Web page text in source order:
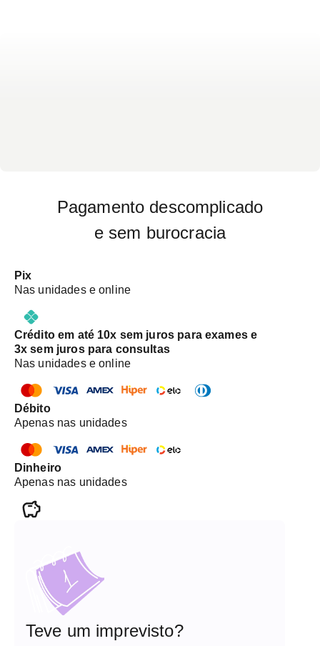
Pagamento descomplicado
e sem burocracia
Pix
Nas unidades e online
Crédito em até 10x sem juros para exames e
3x sem juros para consultas
Nas unidades e online
Débito
Apenas nas unidades
Dinheiro
Apenas nas unidades
Teve um imprevisto?